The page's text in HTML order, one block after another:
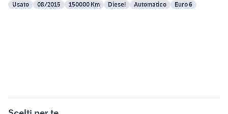
Usato
08/2015 150000 Km Diesel Automatico Euro 6